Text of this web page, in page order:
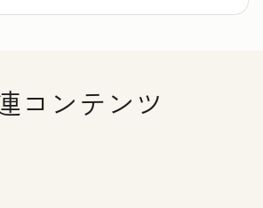
コンテンツ